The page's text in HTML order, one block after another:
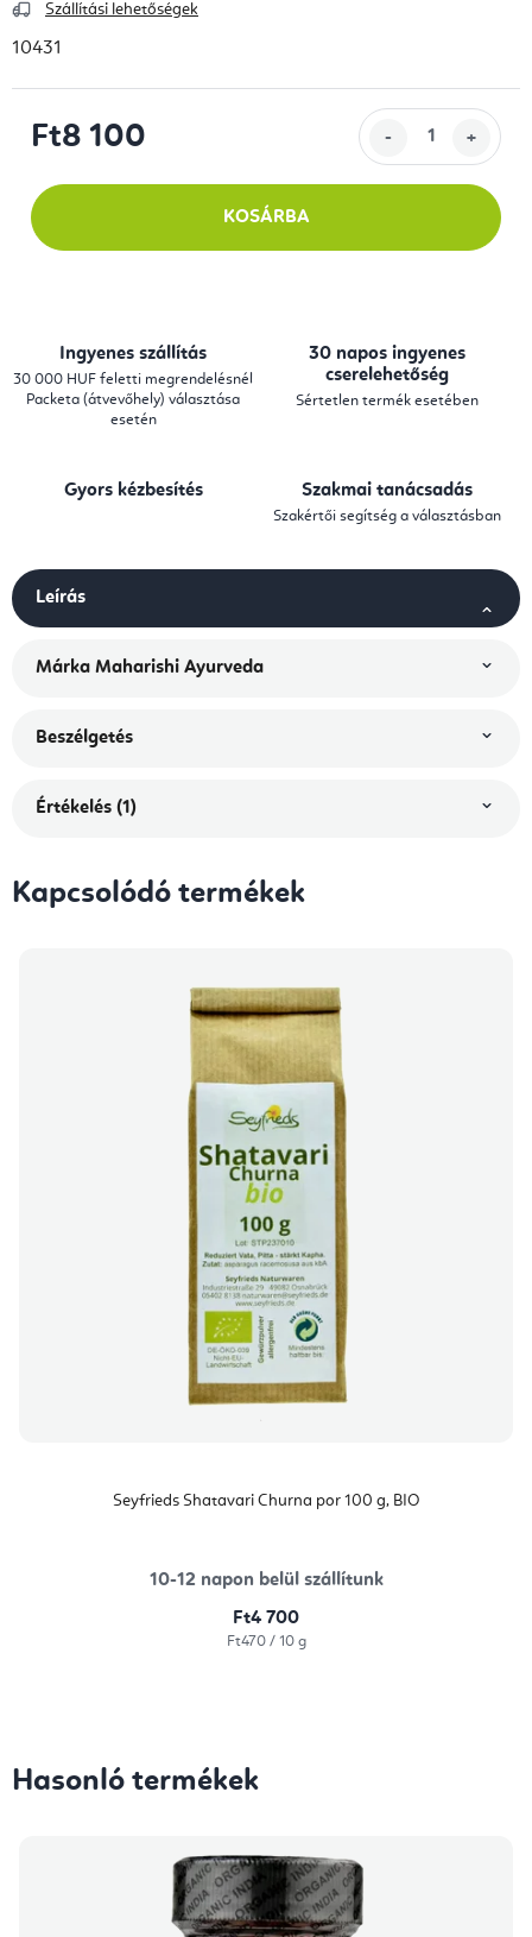
Szállítási lehetőségek
10431
Ft8 100
KOSÁRBA
Ingyenes szállítás
30 000 HUF feletti megrendelésnél
Packeta (átvevőhely) választása
esetén
30 napos ingyenes
cserelehetőség
Sértetlen termék esetében
Gyors kézbesítés Szakmai tanácsadás
Szakértői segítség a választásban
Leírás
Márka Maharishi Ayurveda
Beszélgetés
Értékelés (1)
Kapcsolódó termékek
Seyfrieds Shatavari Churna por 100 g, BIO
10-12 napon belül szállítunk
Ft4 700
Egységár:
Ft470 / 10 g
Hasonló termékek